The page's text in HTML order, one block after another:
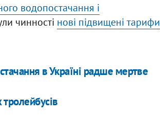
водопостачання і
чинності нові підвищені тарифи
в Україні радше мертве